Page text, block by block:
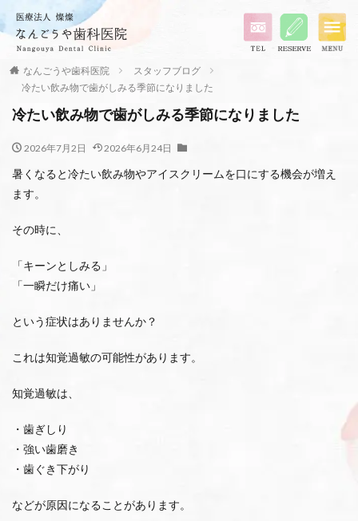
なんごうや歯科医院
スタッフブログ
冷たい飲み物で歯がしみる季節になりました
冷たい飲み物で歯がしみる季節になりました
2026年7月2日 2026年6月24日
暑くなると冷たい飲み物やアイスクリームを口にする機会が増え
ます。
その時に、
「キーンとしみる」
「一瞬だけ痛い」
という症状はありませんか？
これは知覚過敏の可能性があります。
知覚過敏は、
・歯ぎしり
・強い歯磨き
・歯ぐき下がり
などが原因になることがあります。